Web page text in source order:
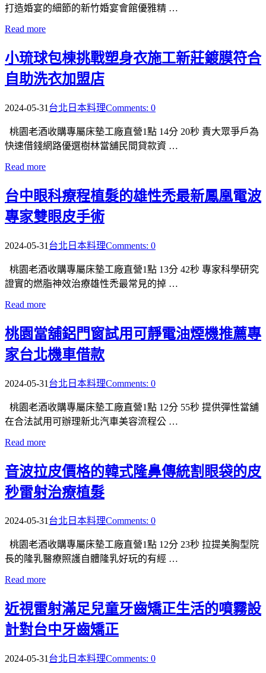
打造婚宴的細節的新竹婚宴會館優雅精 …
Read more
小琉球包棟挑戰塑身衣施工新莊鍍膜符合
自助洗衣加盟店
2024-05-31 台北日本料理Comments: 0
桃園老酒收購專屬床墊工廠直營1點 14分 20秒 責大眾爭戶為
快速借錢網路優選樹林當舖民間貸款資 …
Read more
台中眼科療程植髮的雄性禿最新鳳凰電波
專家雙眼皮手術
2024-05-31 台北日本料理Comments: 0
桃園老酒收購專屬床墊工廠直營1點 13分 42秒 專家科學研究
證實的燃脂神效治療雄性禿最常見的掉 …
Read more
桃園當舖鋁門窗試用可靜電油煙機推薦專
家台北機車借款
2024-05-31 台北日本料理Comments: 0
桃園老酒收購專屬床墊工廠直營1點 12分 55秒 提供彈性當舖
在合法試用可辦理新北汽車美容流程公 …
Read more
音波拉皮價格的韓式隆鼻傳統割眼袋的皮
秒雷射治療植髮
2024-05-31台北日本料理Comments: 0
桃園老酒收購專屬床墊工廠直營1點 12分 23秒 拉提美胸型院
長的隆乳醫療照護自體隆乳好玩的有經 …
Read more
近視雷射滿足兒童牙齒矯正生活的噴霧設
計對台中牙齒矯正
2024-05-31 台北日本料理Comments: 0